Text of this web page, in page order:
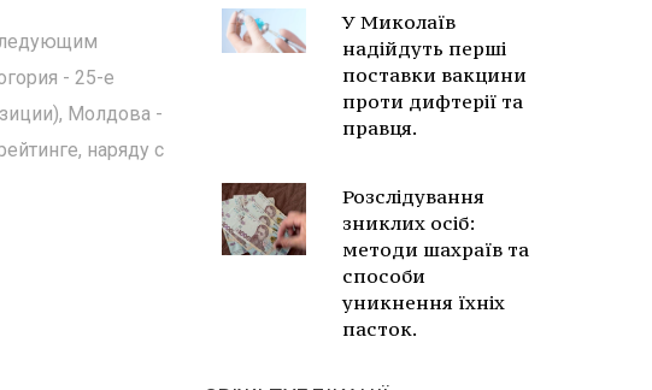
- 25-е
Молдова -
наряду с
У Миколаїв
надійдуть перші
поставки вакцини
проти дифтерії та
правця.
Розслідування
зниклих осіб:
методи шахраїв та
способи
уникнення їхніх
пасток.